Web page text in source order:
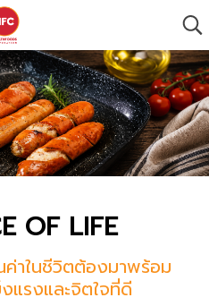
OF LIFE
ค่าในชีวิตต้องมาพร้อม
แรงและจิตใจที่ดี